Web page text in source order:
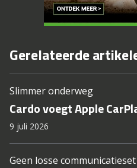
Gerelateerde
Slimmer onderweg
Cardo voegt Apple
9 juli 2026
Geen losse